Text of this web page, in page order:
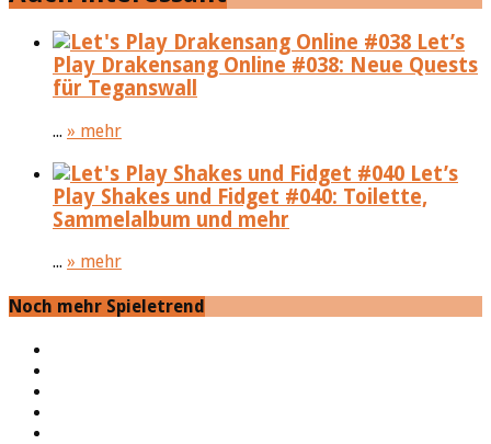
Let’s
Play Drakensang Online #038: Neue Quests
für Teganswall
... » mehr
Let’s
Play Shakes und Fidget #040: Toilette,
Sammelalbum und mehr
... » mehr
Noch mehr Spieletrend